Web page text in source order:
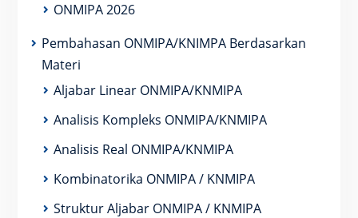
ONMIPA 2026
Pembahasan ONMIPA/KNIMPA Berdasarkan
Materi
Aljabar Linear ONMIPA/KNMIPA
Analisis Kompleks ONMIPA/KNMIPA
Analisis Real ONMIPA/KNMIPA
Kombinatorika ONMIPA / KNMIPA
Struktur Aljabar ONMIPA / KNMIPA